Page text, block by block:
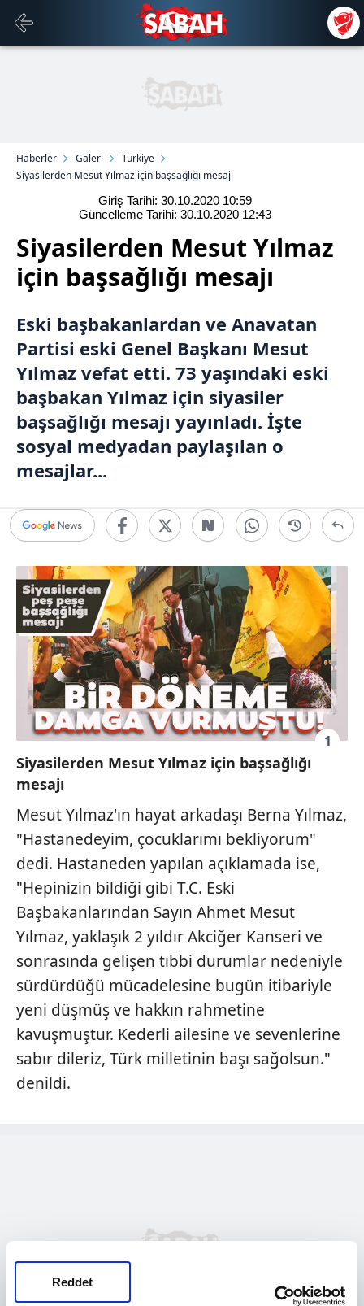
Reddet
Haberler Galeri
Türkiye
Siyasilerden Mesut Yılmaz için başsağlığı mesajı
Giriş Tarihi: 30.10.2020 10:59
Güncelleme Tarihi: 30.10.2020 12:43
Siyasilerden Mesut Yılmaz
için başsağlığı mesajı
Eski başbakanlardan ve Anavatan
Partisi eski Genel Başkanı Mesut
Yılmaz vefat etti. 73 yaşındaki eski
başbakan Yılmaz için siyasiler
başsağlığı mesajı yayınladı. İşte
sosyal medyadan paylaşılan o
mesajlar...
1
Siyasilerden Mesut Yılmaz için başsağlığı
mesajı
Mesut Yılmaz'ın hayat arkadaşı Berna Yılmaz,
"Hastanedeyim, çocuklarımı bekliyorum"
dedi. Hastaneden yapılan açıklamada ise,
"Hepinizin bildiği gibi T.C. Eski
Başbakanlarından Sayın Ahmet Mesut
Yılmaz, yaklaşık 2 yıldır Akciğer Kanseri ve
sonrasında gelişen tıbbi durumlar nedeniyle
sürdürdüğü mücadelesine bugün itibariyle
yeni düşmüş ve hakkın rahmetine
kavuşmuştur. Kederli ailesine ve sevenlerine
sabır dileriz, Türk milletinin başı sağolsun."
denildi.